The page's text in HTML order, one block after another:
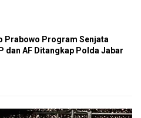
Prabowo Program Senjata
dan AF Ditangkap Polda Jabar